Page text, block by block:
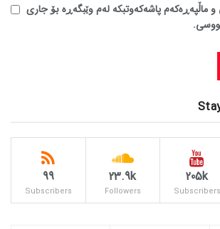
و ماڵپەڕەکەم پاشەکەوتبکە لەم وێبگەڕە بۆ جاری
205k
Subscribers
23.9k
Followers
99
Subscribers